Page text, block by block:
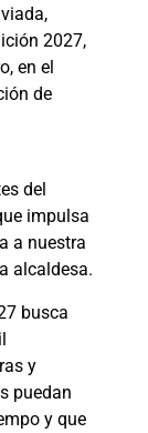
2027,
en el
de
del
impulsa
a nuestra
alcaldesa.
busca
y
puedan
y que